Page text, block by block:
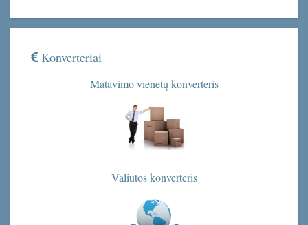
Konverteriai
Matavimo vienetų konverteris
Valiutos konverteris